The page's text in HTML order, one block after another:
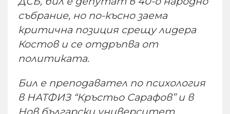
събрание, но по-късно заема
критична позиция срещу лидера
Костов и се отдръпва от
политиката.
Бил е преподавател по психология
в НАТФИЗ “Кръстьо Сарафов” и в
Нов български университет.